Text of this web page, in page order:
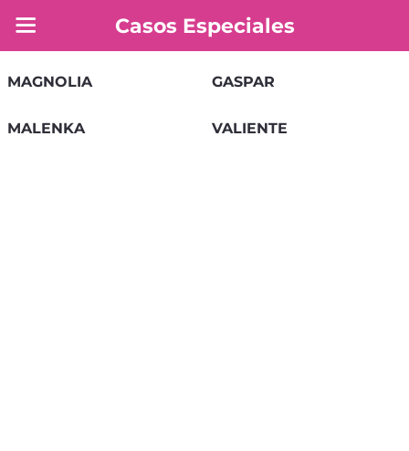
Casos Especiales
MAGNOLIA GASPAR
MALENKA VALIENTE